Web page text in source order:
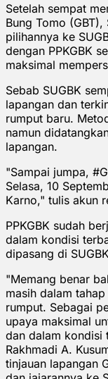
Setelah sempat
Bung Tomo
pilihannya ke
dengan PPKGBK
maksimal
Sebab SUGBK
lapangan dan
rumput baru.
namun
lapangan.
"Sampai jumpa,
Selasa, 10
Karno," tulis akun
PPKGBK sudah
dalam kondisi
dipasang di
"Memang benar
masih dalam
rumput. Sebagai
upaya maksimal
dan dalam kondisi
Rakhmadi A.
tinjauan lapangan